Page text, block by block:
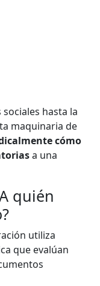
hasta la
maquinaria de
cómo
a una
quién
utiliza
que evalúan